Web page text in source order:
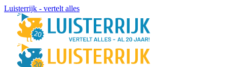
Luisterrijk - vertelt alles